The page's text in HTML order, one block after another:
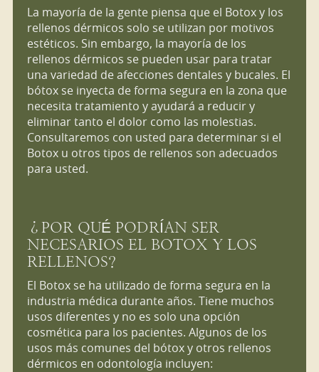
La mayoría de la gente piensa que el Botox y los
rellenos dérmicos solo se utilizan por motivos
estéticos. Sin embargo, la mayoría de los
rellenos dérmicos se pueden usar para tratar
una variedad de afecciones dentales y bucales. El
bótox se inyecta de forma segura en la zona que
necesita tratamiento y ayudará a reducir y
eliminar tanto el dolor como las molestias.
Consultaremos con usted para determinar si el
Botox u otros tipos de rellenos son adecuados
para usted.
¿POR QUÉ PODRÍAN SER
NECESARIOS EL BOTOX Y LOS
RELLENOS?
El Botox se ha utilizado de forma segura en la
industria médica durante años. Tiene muchos
usos diferentes y no es solo una opción
cosmética para los pacientes. Algunos de los
usos más comunes del bótox y otros rellenos
dérmicos en odontología incluyen: